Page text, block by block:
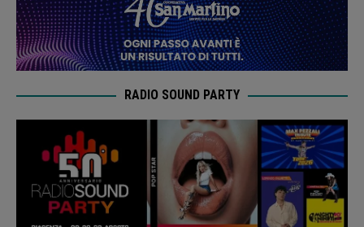
RADIO SOUND PARTY